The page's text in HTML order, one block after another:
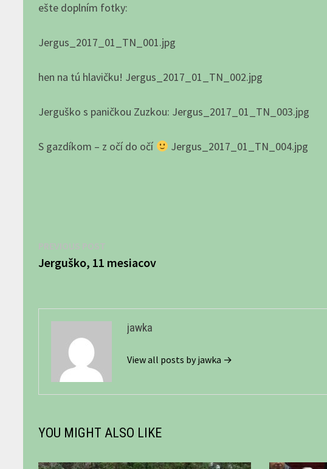
ešte doplním fotky:
Jergus_2017_01_TN_001.jpg
hen na tú hlavičku! Jergus_2017_01_TN_002.jpg
Jerguško s paničkou Zuzkou: Jergus_2017_01_TN_003.jpg
S gazdíkom – z očí do očí Jergus_2017_01_TN_004.jpg
v
post:
Jerguško, 11 mesiacov
jawka
View all posts by jawka →
YOU MIGHT ALSO LIKE